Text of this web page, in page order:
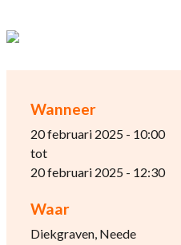
Wanneer
20 februari 2025 - 10:00
tot
20 februari 2025 - 12:30
Waar
Diekgraven, Neede